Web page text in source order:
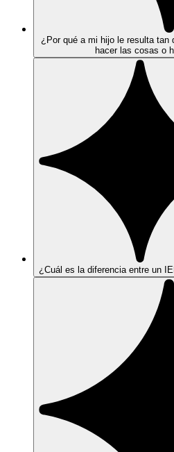
¿Por qué a mi hijo le resulta
hacer las cosas o
¿Cuál es la diferencia entre un